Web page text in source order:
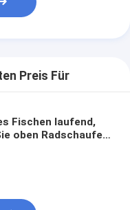
Preis Für
Fischen laufend,
oben Radschaufel-